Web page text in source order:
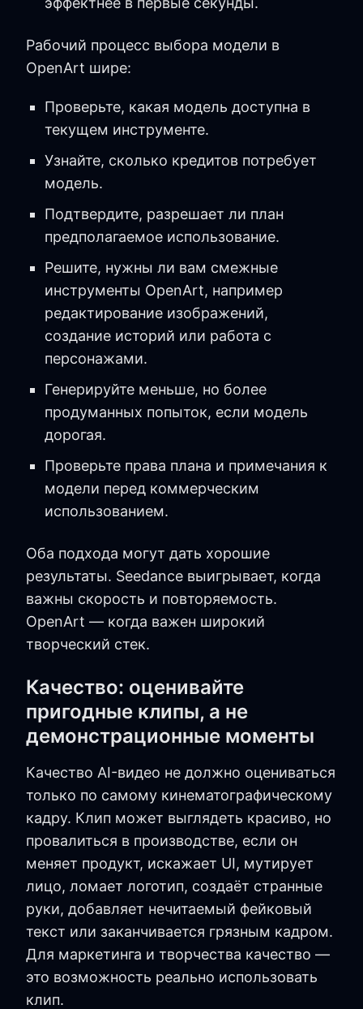
Рабочий процесс выбора модели в
OpenArt шире:
Проверьте, какая модель доступна в
текущем инструменте.
Узнайте, сколько кредитов потребует
модель.
Подтвердите, разрешает ли план
предполагаемое использование.
Решите, нужны ли вам смежные
инструменты OpenArt, например
редактирование изображений,
создание историй или работа с
персонажами.
Генерируйте меньше, но более
продуманных попыток, если модель
дорогая.
Проверьте права плана и примечания к
модели перед коммерческим
использованием.
Оба подхода могут дать хорошие
результаты. Seedance выигрывает, когда
важны скорость и повторяемость.
OpenArt — когда важен широкий
творческий стек.
Качество: оценивайте
пригодные клипы, а не
демонстрационные моменты
Качество AI-видео не должно оцениваться
только по самому кинематографическому
кадру. Клип может выглядеть красиво, но
провалиться в производстве, если он
меняет продукт, искажает UI, мутирует
лицо, ломает логотип, создаёт странные
руки, добавляет нечитаемый фейковый
текст или заканчивается грязным кадром.
Для маркетинга и творчества качество —
это возможность реально использовать
клип.